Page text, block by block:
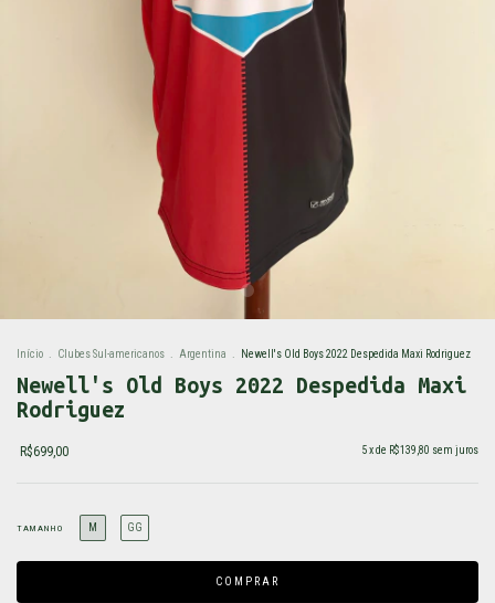
Início . Clubes Sul-americanos . Argentina . Newell's Old Boys 2022 Despedida Maxi Rodriguez
Newell's Old Boys 2022 Despedida Maxi
Rodriguez
R$699,00 5x de R$139,80 sem juros
TAMANHO M GG